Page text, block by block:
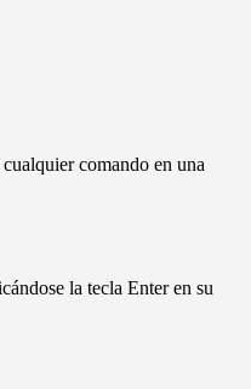
comando en una
la tecla Enter en su